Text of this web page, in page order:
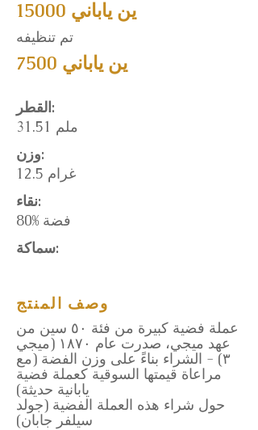
15000 ين ياباني
تم تنظيفه
7500 ين ياباني
القطر:
31.51 ملم
وزن:
12.5 غرام
نقاء:
80% فضة
سماكة:
وصف المنتج
عملة فضية كبيرة من فئة ٥٠ سين من
عهد ميجي، صدرت عام ١٨٧٠ (ميجي
٣) - الشراء بناءً على وزن الفضة (مع
مراعاة قيمتها السوقية كعملة فضية
يابانية حديثة)
حول شراء هذه العملة الفضية (جولد
سيلفر جابان)